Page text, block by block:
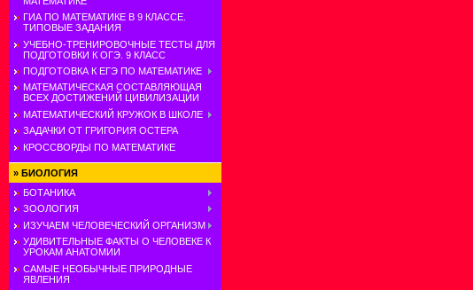
ГИА ПО МАТЕМАТИКЕ В 9 КЛАССЕ.
ТИПОВЫЕ ЗАДАНИЯ
УЧЕБНО-ТРЕНИРОВОЧНЫЕ ТЕСТЫ ДЛЯ
ПОДГОТОВКИ К ОГЭ. 9 КЛАСС
ПОДГОТОВКА К ЕГЭ ПО МАТЕМАТИКЕ
МАТЕМАТИЧЕСКАЯ СОСТАВЛЯЮЩАЯ
ВСЕХ ДОСТИЖЕНИЙ ЦИВИЛИЗАЦИИ
МАТЕМАТИЧЕСКИЙ КРУЖОК В ШКОЛЕ
ЗАДАЧКИ ОТ ГРИГОРИЯ ОСТЕРА
КРОССВОРДЫ ПО МАТЕМАТИКЕ
» БИОЛОГИЯ
БОТАНИКА
ЗООЛОГИЯ
ИЗУЧАЕМ ЧЕЛОВЕЧЕСКИЙ ОРГАНИЗМ
УДИВИТЕЛЬНЫЕ ФАКТЫ О ЧЕЛОВЕКЕ К
УРОКАМ АНАТОМИИ
САМЫЕ НЕОБЫЧНЫЕ ПРИРОДНЫЕ
ЯВЛЕНИЯ